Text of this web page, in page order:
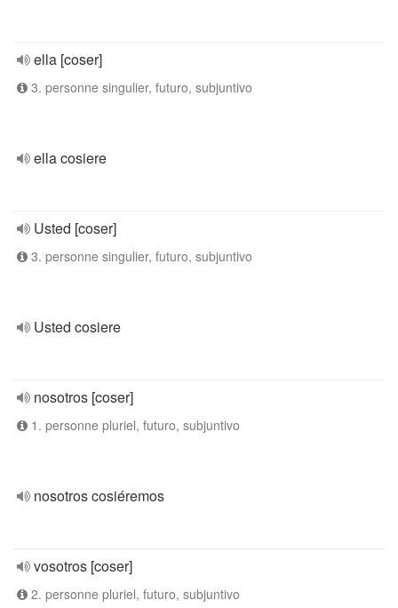
ella [coser]
3. personne singulier, futuro, subjuntivo
ella cosiere
Usted [coser]
3. personne singulier, futuro, subjuntivo
Usted cosiere
nosotros [coser]
1. personne pluriel, futuro, subjuntivo
nosotros cosiéremos
vosotros [coser]
2. personne pluriel, futuro, subjuntivo